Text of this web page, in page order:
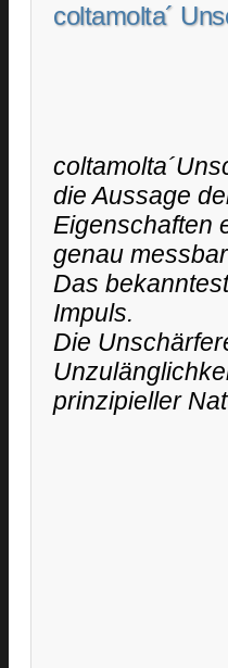
coltamolta´
die Aussage
Eigenschaften
genau
Das
Impuls.
Die
prinzipieller